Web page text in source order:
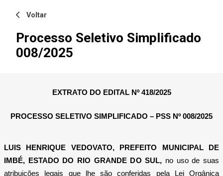
Voltar
Processo Seletivo Simplificado
008/2025
EXTRATO DO EDITAL Nº 418/2025
PROCESSO SELETIVO SIMPLIFICADO – PSS Nº 008/2025
LUIS HENRIQUE VEDOVATO, PREFEITO MUNICIPAL DE
IMBÉ, ESTADO DO RIO GRANDE DO SUL, no uso de suas
atribuições legais que lhe são conferidas pela Lei Orgânica